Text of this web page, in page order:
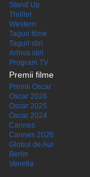
Stand Up
Thriller
Western
Taguri filme
Taguri stiri
Arhiva stiri
Program TV
Premii filme
Premii Oscar
Oscar 2026
Oscar 2025
Oscar 2024
Cannes
Cannes 2026
Globul de Aur
Berlin
Venetia